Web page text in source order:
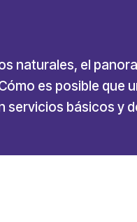
naturales, el
es posible que
servicios básicos y